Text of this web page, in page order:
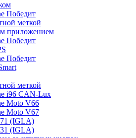
Победит
меткой
приложением
Победит
Победит
меткой
i96 CAN-Lux
Moto V66
Moto V67
(IGLA)
(IGLA)